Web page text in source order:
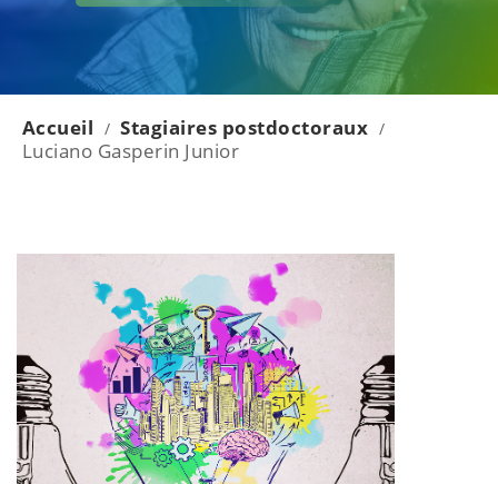
Accueil / Stagiaires postdoctoraux /
Luciano Gasperin Junior